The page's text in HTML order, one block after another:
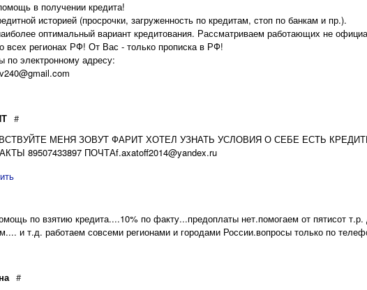
в получении кредита!
историей (просрочки, загруженность по кредитам, стоп по банкам и пр.).
оптимальный вариант кредитования. Рассматриваем работающих не
всех регионах РФ! От Вас - только прописка в РФ!
по электронному адресу:
#
МЕНЯ ЗОВУТ ФАРИТ ХОТЕЛ УЗНАТЬ УСЛОВИЯ О СЕБЕ ЕСТЬ
89507433897 ПОЧТАf.axatoff2014@yandex.ru
по взятию кредита....10% по факту...предоплаты нет.помогаем от пятисот
и т.д. работаем совсеми регионами и городами России.вопросы только по
#